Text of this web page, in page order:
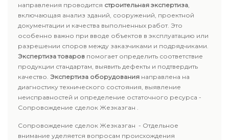
направления проводится строительная экспертиза,
включающая анализ зданий, сооружений, проектной
документации и качества выполненных работ. Это
особенно важно при вводе объектов в эксплуатацию или
разрешении споров между заказчиками и подрядчиками.
Экспертиза товаров помогает определить соответствие
продукции стандартам, выявить дефекты и подтвердить
качество. Экспертиза оборудования направлена на
диагностику технического состояния, выявление
неисправностей и определение остаточного ресурса -
Сопровождение сделок Жезказган .
Сопровождение сделок Жезказган - Отдельное
внимание уделяется вопросам происхождения